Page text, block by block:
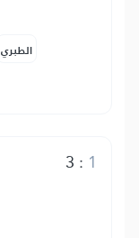
الطبري
3 : 1